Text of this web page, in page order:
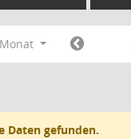
Monat
Daten gefunden.